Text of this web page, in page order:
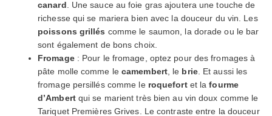
canard. Une sauce au foie gras ajoutera une touche de
richesse qui se mariera bien avec la douceur du vin. Les
poissons grillés comme le saumon, la dorade ou le bar
sont également de bons choix.
Fromage: Pour le fromage, optez pour des fromages à
pâte molle comme le camembert, le brie. Et aussi les
fromage persillés comme le roquefortet lafourme
d’Ambertqui se marient très bien au vin doux comme le
Tariquet Premières Grives. Le contraste entre la douceur